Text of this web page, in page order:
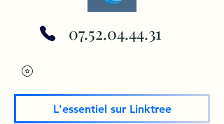
07.52.04.44.31
L'essentiel sur Linktree